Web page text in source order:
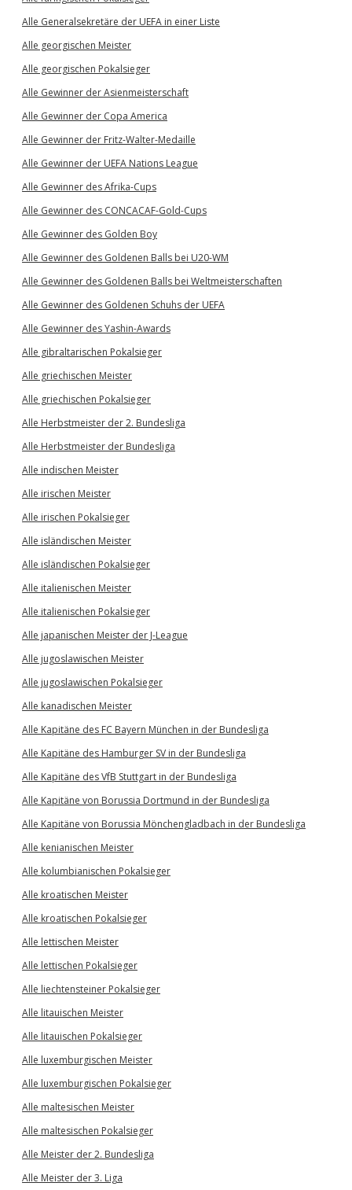
Alle Generalsekretäre der UEFA in einer Liste
Alle georgischen Meister
Alle georgischen Pokalsieger
Alle Gewinner der Asienmeisterschaft
Alle Gewinner der Copa America
Alle Gewinner der Fritz-Walter-Medaille
Alle Gewinner der UEFA Nations League
Alle Gewinner des Afrika-Cups
Alle Gewinner des CONCACAF-Gold-Cups
Alle Gewinner des Golden Boy
Alle Gewinner des Goldenen Balls bei U20-WM
Alle Gewinner des Goldenen Balls bei Weltmeisterschaften
Alle Gewinner des Goldenen Schuhs der UEFA
Alle Gewinner des Yashin-Awards
Alle gibraltarischen Pokalsieger
Alle griechischen Meister
Alle griechischen Pokalsieger
Alle Herbstmeister der 2. Bundesliga
Alle Herbstmeister der Bundesliga
Alle indischen Meister
Alle irischen Meister
Alle irischen Pokalsieger
Alle isländischen Meister
Alle isländischen Pokalsieger
Alle italienischen Meister
Alle italienischen Pokalsieger
Alle japanischen Meister der J-League
Alle jugoslawischen Meister
Alle jugoslawischen Pokalsieger
Alle kanadischen Meister
Alle Kapitäne des FC Bayern München in der Bundesliga
Alle Kapitäne des Hamburger SV in der Bundesliga
Alle Kapitäne des VfB Stuttgart in der Bundesliga
Alle Kapitäne von Borussia Dortmund in der Bundesliga
Alle Kapitäne von Borussia Mönchengladbach in der Bundesliga
Alle kenianischen Meister
Alle kolumbianischen Pokalsieger
Alle kroatischen Meister
Alle kroatischen Pokalsieger
Alle lettischen Meister
Alle lettischen Pokalsieger
Alle liechtensteiner Pokalsieger
Alle litauischen Meister
Alle litauischen Pokalsieger
Alle luxemburgischen Meister
Alle luxemburgischen Pokalsieger
Alle maltesischen Meister
Alle maltesischen Pokalsieger
Alle Meister der 2. Bundesliga
Alle Meister der 3. Liga